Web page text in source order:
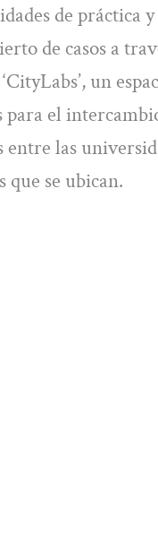
de práctica
de casos a
un
para el
las
que se ubican.